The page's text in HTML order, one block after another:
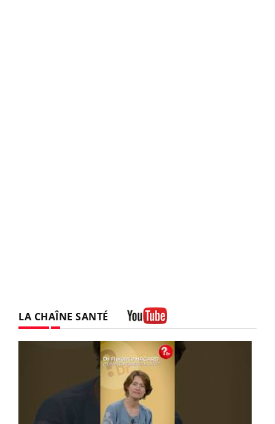
LA CHAÎNE SANTÉ